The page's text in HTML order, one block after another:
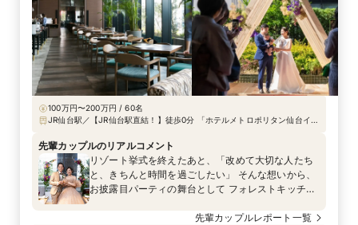
100万円〜200万円 / 60名
JR仙台駅／【JR仙台駅直結！】徒歩0分 「ホテルメトロポリタン仙台イー
り約20分 ■ 東京駅から東北新幹線で約1時間30分 ■ 新函館北斗駅から東
北・北海道新幹線で約2時間30分
先輩カップルのリアルコメント
リゾート挙式を終えたあと、「改めて大切な人たち
と、きちんと時間を過ごしたい」 そんな想いから、
お披露目パーティの舞台として フォレストキッチン
先輩カップルレポート一覧